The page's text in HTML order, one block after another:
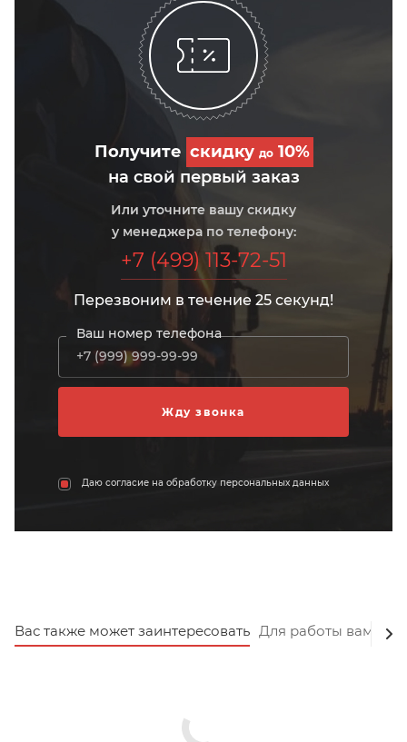
Получите скидку до10%
на свой первый заказ
Или уточните вашу скидку
у менеджера по телефону:
+7 (499) 113-72-51
Перезвоним в течение 25 секунд!
Ваш номер телефона
Даю согласие на обработку персональных данных
Вас также может заинтересовать Для работы вам